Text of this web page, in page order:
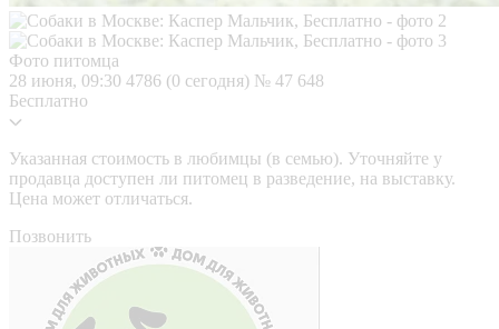
Фото питомца
28 июня, 09:30 4786 (0 сегодня) № 47 648
Бесплатно
Указанная стоимость в любимцы (в семью). Уточняйте у
продавца доступен ли питомец в разведение, на выставку.
Цена может отличаться.
Позвонить